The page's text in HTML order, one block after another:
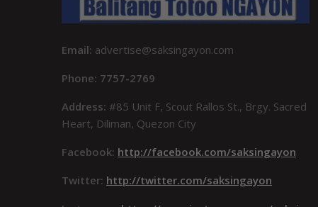
Email: advertise@saksingayon.com
Phone: 7757-2769
Address: #85 Unit F, Scout Rallos St., Brgy. Sacred
Heart, Diliman, Quezon City
Facebook: http://facebook.com/saksingayon
Twitter: http://twitter.com/saksingayon